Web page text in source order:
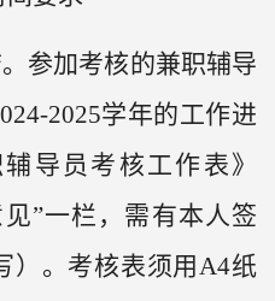
参加考核的兼职辅导
2025学年的工作进
导员考核工作表》
见”一栏，需有本人签
）。考核表须用A4纸